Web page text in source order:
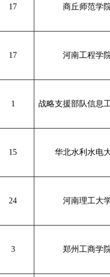
17 商丘师范学
17 河南工程学
1 战略支援部队信息
15 华北水利水电
24 河南理工大
3 郑州工商学